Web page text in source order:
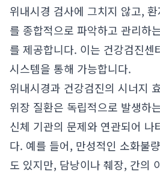
위내시경 검사에 그치지 않고,
를 종합적으로 파악하고 관리하
를 제공합니다. 이는 건강검진센
시스템을 통해 가능합니다.
위내시경과 건강검진의 시너지
위장 질환은 독립적으로 발생하
신체 기관의 문제와 연관되어 나
다. 예를 들어, 만성적인 소화불
도 있지만, 담낭이나 췌장, 간의